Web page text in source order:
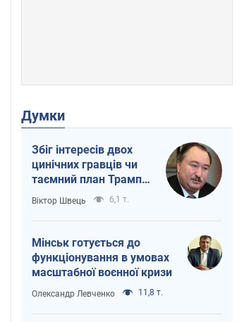
Думки
Збіг інтересів двох
цинічних гравців чи
таємний план Трампа
і Путіна?
Віктор Швець 6,1 т.
Мінськ готується до
функціонування в умовах
масштабної воєнної кризи
Олександр Левченко 11,8 т.